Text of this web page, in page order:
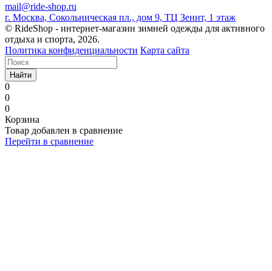
mail@ride-shop.ru
г. Москва, Сокольническая пл., дом 9, ТЦ Зенит, 1 этаж
© RideShop - интернет-магазин зимней одежды для активного
отдыха и спорта, 2026.
Политика конфиденциальности Карта сайта
Найти
0
0
0
Корзина
Товар добавлен в сравнение
Перейти в сравнение